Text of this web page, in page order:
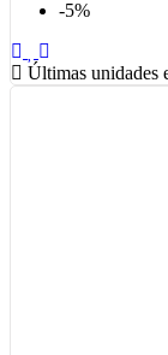
-5%
Últimas unidades